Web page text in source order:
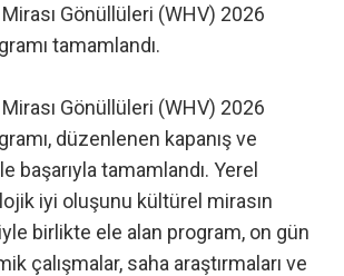
Gönüllüleri (WHV) 2026
tamamlandı.
Gönüllüleri (WHV) 2026
düzenlenen kapanış ve
başarıyla tamamlandı. Yerel
iyi oluşunu kültürel mirasın
birlikte ele alan program, on gün
çalışmalar, saha araştırmaları ve